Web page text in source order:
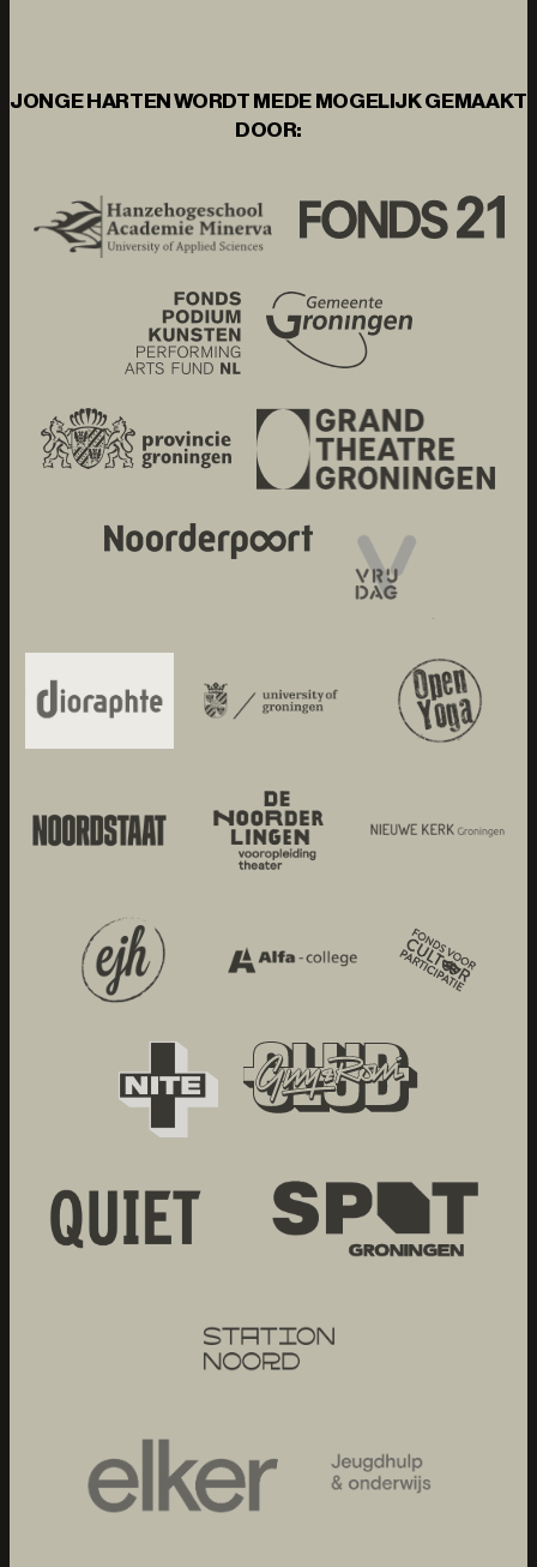
JONGE HARTEN WORDT MEDE MOGELIJK GEMAAKT
DOOR: